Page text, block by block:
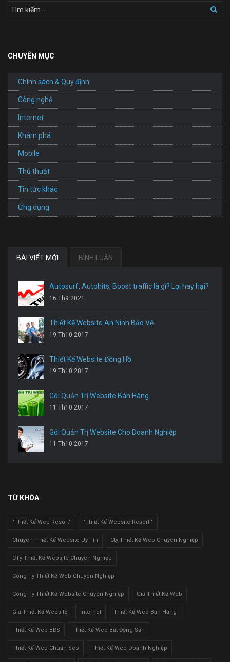
CHUYÊN MỤC
Chính sách & Quy định
Công nghệ
Internet
Khám phá
Mobile
Thủ thuật
Tin tức khác
Ứng dụng
BÀI VIẾT MỚI BÌNH LUẬN
Autosurf, Autohits, Boost traffic là gì? Lợi hay hại?
16 Th9 2021
Thiết Kế Website An Ninh Bảo Vệ
19 Th10 2017
Thiết Kế Website Đồng Hồ
19 Th10 2017
Gói Quản Trị Website Bán Hàng
11 Th10 2017
Gói Quản Trị Website Cho Doanh Nghiệp
11 Th10 2017
TỪ KHÓA
"Thiết Kế Web Resort" "Thiết Kế Website Resort "
Chuyên Thiết Kế Website Uy Tín Cty Thiết Kế Web Chuyên Nghiệp
CTy Thiết Kế Website Chuyên Nghiệp
Công Ty Thiết Kế Web Chuyên Nghiệp
Công Ty Thiết Kế Website Chuyên Nghiệp Giá Thiết Kế Web
Giá Thiết Kế Website Internet Thiết Kế Web Bán Hàng
Thiết Kế Web BĐS Thiết Kế Web Bất Động Sản
Thiết Kế Web Chuẩn Seo Thiết Kế Web Doanh Nghiệp